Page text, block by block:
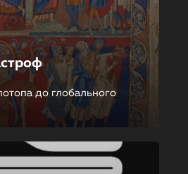
до глобального